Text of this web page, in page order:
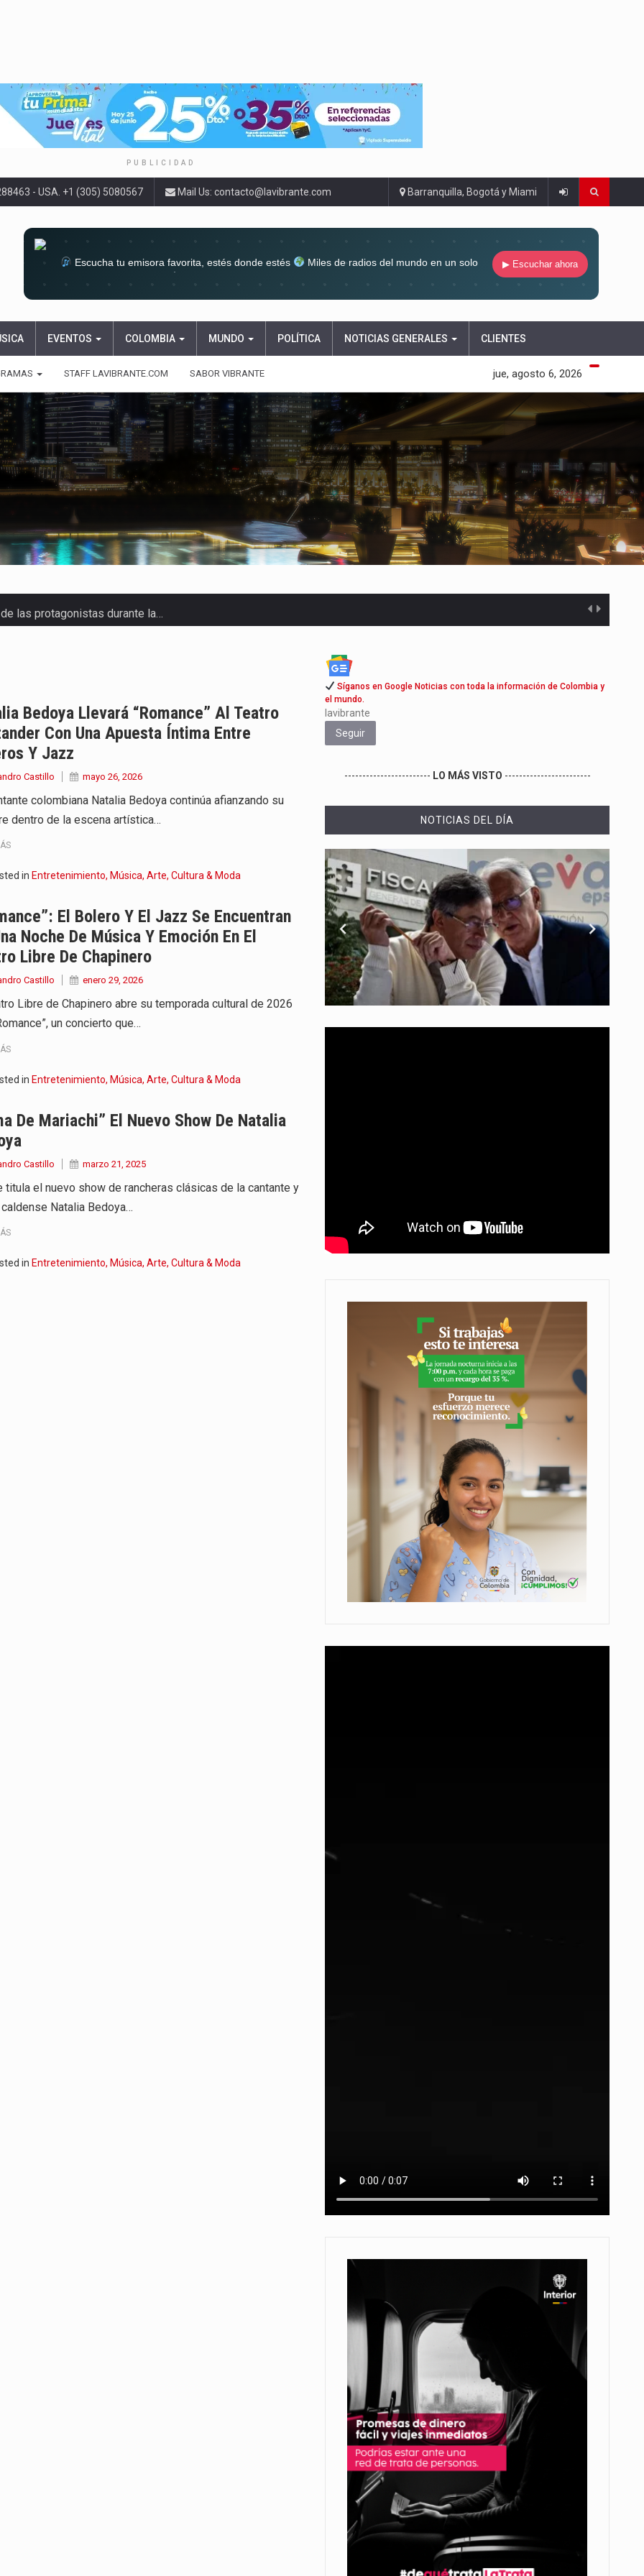
PUBLICIDAD
- USA. +1 (305) 5080567 Mail Us: contacto@lavibrante.com Barranquilla, Bogotá y Miami
Escucha tu emisora favorita, estés donde estés
Miles de radios del mundo en un solo
▶ Escuchar ahora
EVENTOS COLOMBIA MUNDO POLÍTICA NOTICIAS GENERALES CLIENTES
STAFF LAVIBRANTE.COM SABOR VIBRANTE jue, agosto 6, 2026
las protagonistas durante la…
el equipo de…
marcha un amplio plan…
con condiciones de…
en MT4 es…
como una de las grandes figuras…
de la Espriella comenzó a…
Arley Acosta Pico,…
comenzó a dar señales…
Bedoya Llevará “Romance” Al Teatro
Con Una Apuesta Íntima Entre
Y Jazz
Castillo mayo 26, 2026
colombiana Natalia Bedoya continúa afianzando su
dentro de la escena artística…
in Entretenimiento, Música, Arte, Cultura & Moda
El Bolero Y El Jazz Se Encuentran
Noche De Música Y Emoción En El
Libre De Chapinero
Castillo enero 29, 2026
Libre de Chapinero abre su temporada cultural de 2026
un concierto que…
in Entretenimiento, Música, Arte, Cultura & Moda
De Mariachi” El Nuevo Show De Natalia
Castillo marzo 21, 2025
titula el nuevo show de rancheras clásicas de la cantante y
Natalia Bedoya…
in Entretenimiento, Música, Arte, Cultura & Moda
Síganos en Google Noticias con toda la información de Colombia y
el mundo.
lavibrante
Seguir
------------------------ LO MÁS VISTO ------------------------
NOTICIAS DEL DÍA